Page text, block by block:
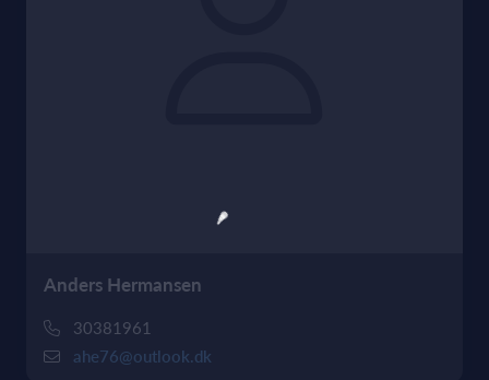
Anders Hermansen
30381961
ahe76@outlook.dk